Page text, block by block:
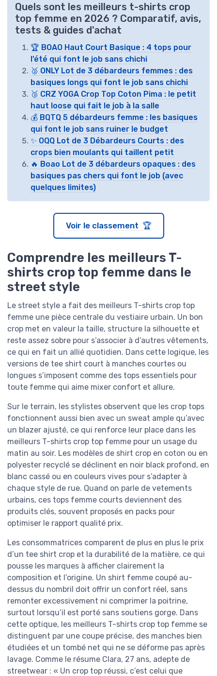
Quels sont les meilleurs t-shirts crop
top femme en 2026 ? Comparatif, avis,
tests & guides d'achat
🏆 BOAO Haut Court Basique : 4 tops pour
l’été qui font le job sans chichi
🥈 ONLY Lot de 3 débardeurs femmes : des
basiques longs qui font le job sans chichi
🥉 CRZ YOGA Crop Top Coton Pima : le petit
haut loose qui fait le job à la salle
💰 BQTQ 5 débardeurs femme : les basiques
qui font le job sans ruiner le budget
✨ OQQ Lot de 3 Débardeurs Courts : des
crops bien moulants qui taillent petit
🔥 Boao Lot de 3 débardeurs opaques : des
basiques pas chers qui font le job (avec
quelques limites)
Voir le classement 🏆
Comprendre les meilleurs T-
shirts crop top femme dans le
street style
Le street style a fait des meilleurs T-shirts crop top
femme une pièce centrale du vestiaire urbain. Un bon
crop met en valeur la taille, structure la silhouette et
reste assez sobre pour s’associer à d’autres vêtements,
ce qui en fait un allié quotidien. Dans cette logique, les
versions de tee shirt court à manches courtes ou
longues s’imposent comme des tops essentiels pour
toute femme qui aime mixer confort et allure.
Sur le terrain, les stylistes observent que les crop tops
fonctionnent aussi bien avec un sweat ample qu’avec
un blazer ajusté, ce qui renforce leur place dans les
meilleurs T-shirts crop top femme pour un usage du
matin au soir. Les modèles de shirt crop en coton ou en
polyester recyclé se déclinent en noir black profond, en
blanc cassé ou en couleurs vives pour s’adapter à
chaque style de rue. Quand on parle de vetements
urbains, ces tops femme courts deviennent des
produits clés, souvent proposés en packs pour
optimiser le rapport qualité prix.
Les consommatrices comparent de plus en plus le prix
d’un tee shirt crop et la durabilité de la matière, ce qui
pousse les marques à afficher clairement la
composition et l’origine. Un shirt femme coupé au-
dessus du nombril doit offrir un confort réel, sans
remonter excessivement ni comprimer la poitrine,
surtout lorsqu’il est porté sans soutiens gorge. Dans
cette optique, les meilleurs T-shirts crop top femme se
distinguent par une coupe précise, des manches bien
étudiées et un tombé net qui ne se déforme pas après
lavage. Comme le résume Clara, 27 ans, adepte de
streetwear : « Un crop top réussi, c’est celui que